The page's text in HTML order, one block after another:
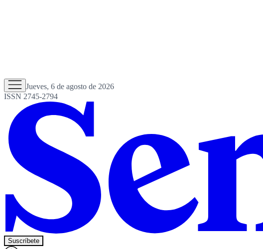
Jueves, 6 de agosto de 2026
ISSN 2745-2794
Suscríbete